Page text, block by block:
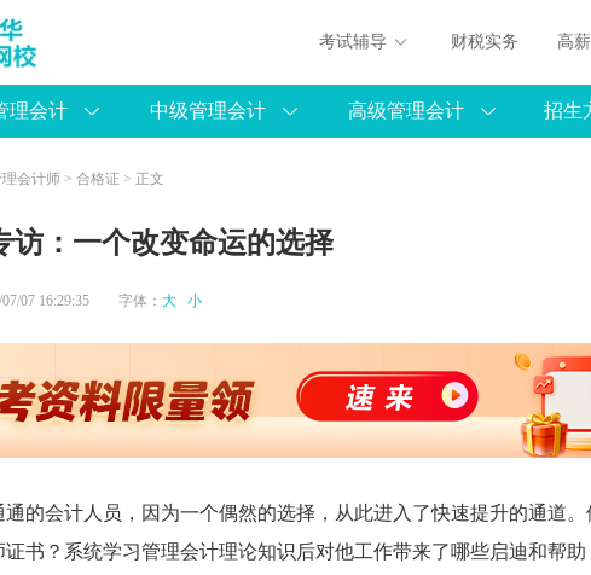
考试辅导 财税实务 高
理会计 中级管理会计 高级管理会计 招生
会计师 > 合格证 > 正文
：一个改变命运的选择
07/07 16:29:35 字体： 大 小
通的会计人员，因为一个偶然的选择，从此进入了快速提升的通道
证书？系统学习管理会计理论知识后对他工作带来了哪些启迪和帮